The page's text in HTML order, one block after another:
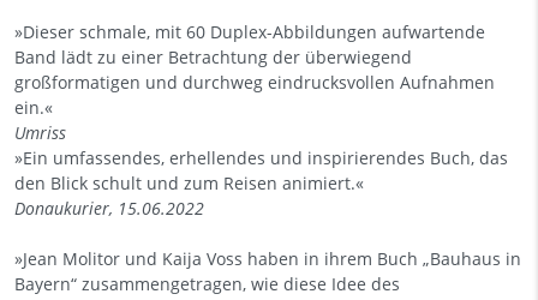
»Dieser schmale, mit 60 Duplex-Abbildungen aufwartende
Band lädt zu einer Betrachtung der überwiegend
großformatigen und durchweg eindrucksvollen Aufnahmen
ein.«
Umriss
»Ein umfassendes, erhellendes und inspirierendes Buch, das
den Blick schult und zum Reisen animiert.«
Donaukurier, 15.06.2022
»Jean Molitor und Kaija Voss haben in ihrem Buch „Bauhaus in
Bayern“ zusammengetragen, wie diese Idee des